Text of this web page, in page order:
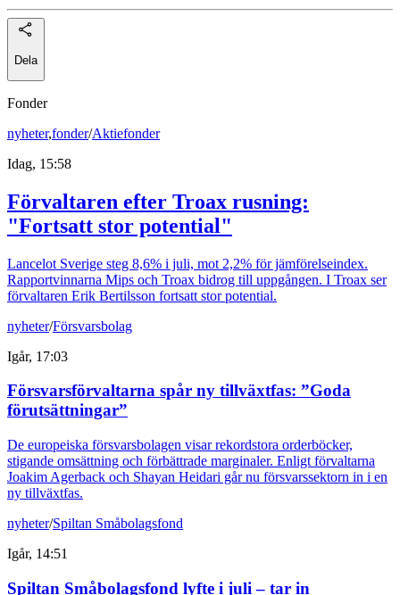
Dela
Fonder
nyheter,fonder/Aktiefonder
Idag, 15:58
Förvaltaren efter Troax rusning:
"Fortsatt stor potential"
Lancelot Sverige steg 8,6% i juli, mot 2,2% för jämförelseindex.
Rapportvinnarna Mips och Troax bidrog till uppgången. I Troax ser
förvaltaren Erik Bertilsson fortsatt stor potential.
nyheter/Försvarsbolag
Igår, 17:03
Försvarsförvaltarna spår ny tillväxtfas: ”Goda
förutsättningar”
De europeiska försvarsbolagen visar rekordstora orderböcker,
stigande omsättning och förbättrade marginaler. Enligt förvaltarna
Joakim Agerback och Shayan Heidari går nu försvarssektorn in i en
ny tillväxtfas.
nyheter/Spiltan Småbolagsfond
Igår, 14:51
Spiltan Småbolagsfond lyfte i juli – tar in